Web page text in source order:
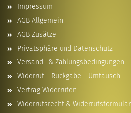
Impressum
AGB Allgemein
AGB Zusätze
Privatsphäre und Datenschutz
Versand- & Zahlungsbedingungen
Widerruf - Rückgabe - Umtausch
Vertrag Widerrufen
Widerrufsrecht & Widerrufsformular